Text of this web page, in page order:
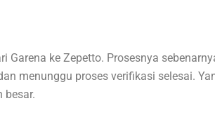
Garena ke Zepetto. Prosesnya
menunggu proses verifikasi selesai.
besar.